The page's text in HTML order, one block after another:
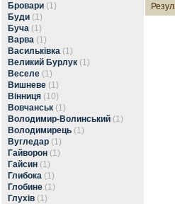
Бровари (1)
Буди (1)
Буча (1)
Варва (1)
Васильківка (1)
Великий Бурлук (1)
Веселе (1)
Вишневе (1)
Вінниця (10)
Вовчанськ (1)
Володимир-Волинський (1)
Володимирець (1)
Вугледар (1)
Гайворон (1)
Гайсин (1)
Глибока (1)
Глобине (1)
Глухів (1)